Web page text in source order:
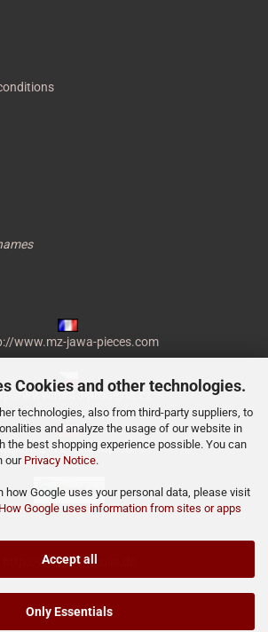
Cookies and other technologies.
technologies, also from third-party suppliers, to
and analyze the usage of our website in
the best shopping experience possible. You can
our Privacy Notice.
how Google uses your personal data, please visit
How Google uses information from sites or apps
Accept all
Only Essentials
www.mz-jawa-pieces.com
www.moto-prodejna.cz
mz-motor-shop.com
http://www.miraculis.de